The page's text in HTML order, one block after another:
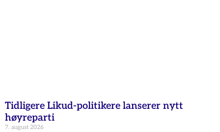
Tidligere Likud-politikere lanserer nytt
høyreparti
7. august 2026